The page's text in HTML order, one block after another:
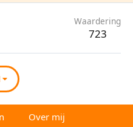
Waardering
723
Over mij